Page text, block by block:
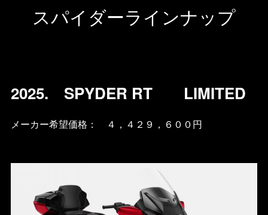
スパイダーラインナップ
2025. SPYDER RT LIMITED
メーカー希望価格： ４，４２９，６００円